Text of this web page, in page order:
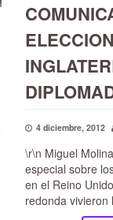
4 diciembre, 2012
\r\n Miguel
especial sobre
en el Reino
redonda